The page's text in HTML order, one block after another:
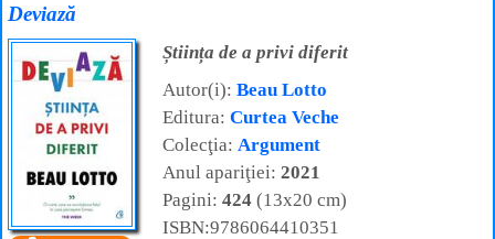
Deviază
Știința de a privi diferit
Autor(i): Beau Lotto
Editura: Curtea Veche
Colecţia: Argument
Anul apariţiei: 2021
Pagini: 424 (13x20 cm)
ISBN:9786064410351